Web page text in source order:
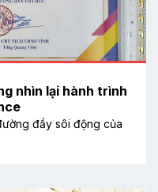
nhìn lại hành trình
đầy sôi động của